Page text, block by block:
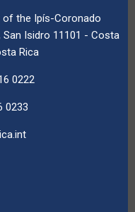
of the Ipís-Coronado
Isidro 11101 - Costa
Rica
0222
0233